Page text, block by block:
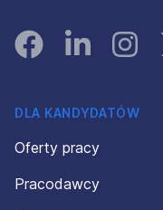
FacebookLinked In
DLA KANDYDATÓW
Oferty pracy
Pracodawcy